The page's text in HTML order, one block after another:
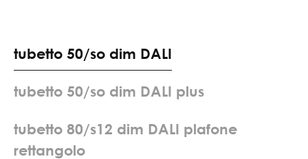
tubetto 50/so dim DALI
tubetto 50/so dim DALI plus
tubetto 80/s12 dim DALI plafone
rettangolo